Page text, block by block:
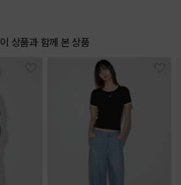
이 상품과 함께 본 상품